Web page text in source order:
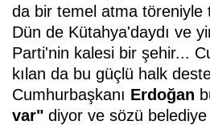
da bir temel atma töreniyle
Dün de Kütahya'daydı ve
Parti'nin kalesi bir şehir...
kılan da bu güçlü halk
Cumhurbaşkanı Erdoğan
var" diyor ve sözü belediye